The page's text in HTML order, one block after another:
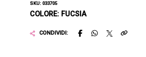
SKU: 033705
COLORE: FUCSIA
CONDIVIDI: